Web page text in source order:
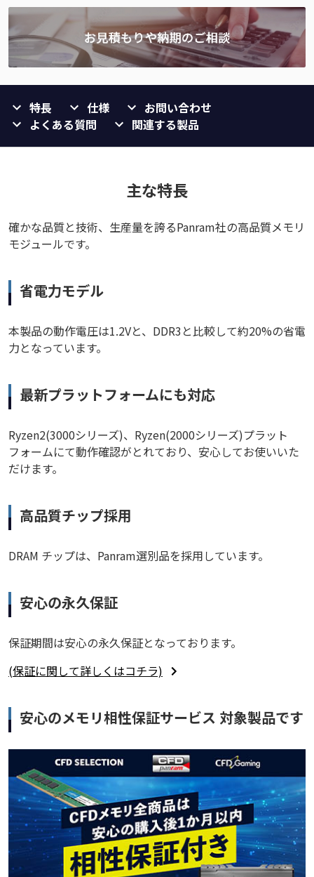
特長 仕様
お問い合わせ
よくある質問
関連する製品
主な特長
確かな品質と技術、生産量を誇るPanram社の高品質メモリ
モジュールです。
省電力モデル
本製品の動作電圧は1.2Vと、DDR3と比較して約20%の省電
力となっています。
最新プラットフォームにも対応
Ryzen2(3000シリーズ)、Ryzen(2000シリーズ)プラット
フォームにて動作確認がとれており、安心してお使いいた
だけます。
高品質チップ採用
DRAM チップは、Panram選別品を採用しています。
安心の永久保証
保証期間は安心の永久保証となっております。
(保証に関して詳しくはコチラ)
安心のメモリ相性保証サービス 対象製品です